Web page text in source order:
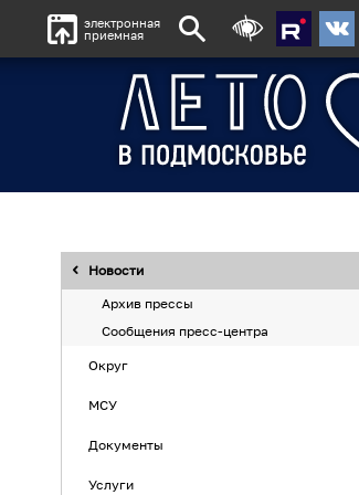
электронная
приемная
Новости
Архив прессы
Сообщения пресс-центра
Округ
МСУ
Документы
Услуги